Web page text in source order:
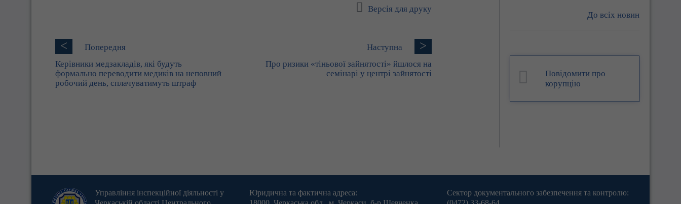
Версія для друку
<
Попередня
Керівники медзакладів, які будуть
формально переводити медиків на неповний
робочий день, сплачуватимуть штраф
Наступна >
Про ризики «тіньової зайнятості» йшлося на
семінарі у центрі зайнятості
До всіх новин
Повідомити про
корупцію
Управління інспекційної діяльності у
Юридична та фактична адреса:
Сектор документального забезпечення та контролю: